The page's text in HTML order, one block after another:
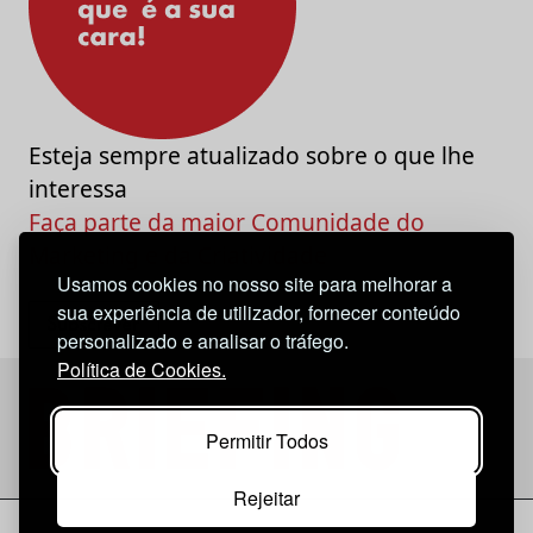
Usamos cookies no nosso site para melhorar a
sua experiência de utilizador, fornecer conteúdo
personalizado e analisar o tráfego.
Política de Cookies.
Permitir Todos
Rejeitar
Esteja sempre atualizado sobre o que lhe
interessa
Faça parte da maior Comunidade do